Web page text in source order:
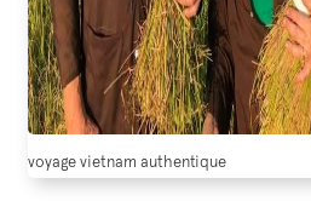
voyage vietnam authentique